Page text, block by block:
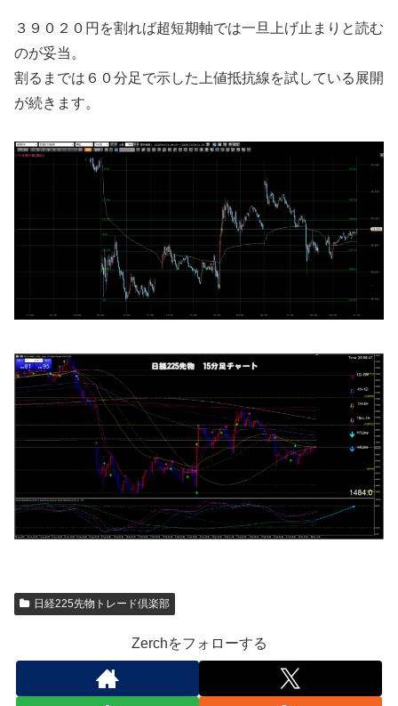
３９０２０円を割れば超短期軸では一旦上げ止まりと読む
のが妥当。
割るまでは６０分足で示した上値抵抗線を試している展開
が続きます。
日経225先物トレード倶楽部
Zerchをフォローする